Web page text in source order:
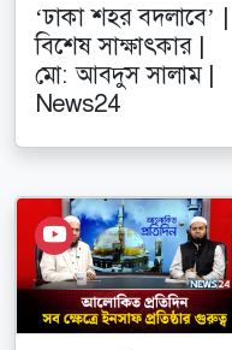
‘ঢাকা শহর বদলাবে’ |
বিশেষ সাক্ষাৎকার |
মো: আবদুস সালাম |
News24